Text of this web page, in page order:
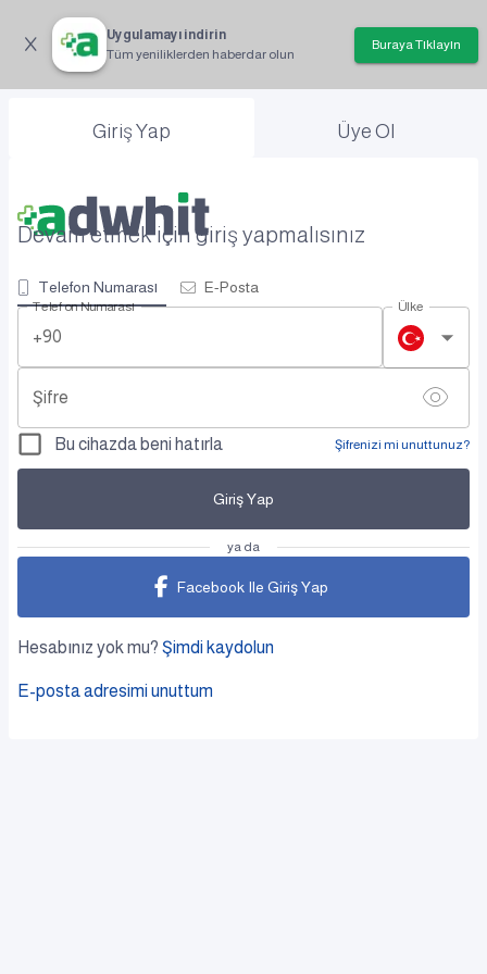
Uygulamayı indirin
Tüm yeniliklerden haberdar olun
Buraya Tıklayın
Giriş Yap Üye Ol
Devam etmek için giriş yapmalısınız
Telefon Numarası E-Posta
Telefon Numarası
+90
Ülke
Şifre
Bu cihazda beni hatırla Şifrenizi mi unuttunuz?
Giriş Yap
ya da
Facebook Ile Giriş Yap
Hesabınız yok mu? Şimdi kaydolun
E-posta adresimi unuttum